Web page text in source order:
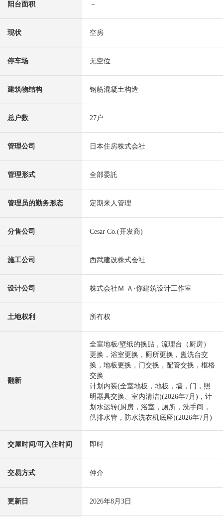
阳台面积 －
现状 空房
停车场 无空位
建筑物结构 钢筋混凝土构造
总户数 27户
管理公司 日本住房株式会社
管理形式 全部委託
管理员的勤务形态 定期来人管理
分售公司 Cesar Co.(开发商)
施工公司 西武建设株式会社
设计公司 株式会社Ｍ Ａ·你建筑设计工作室
土地权利 所有权
翻新
全室地板/壁纸的换贴，流理台（厨房）
更换，浴室更换，厕所更换，盥洗台交
换，地板更换，门交换，配管交换，框格
交换
计划内装(全室地板，地板，墙，门，照
明器具交换、室内清洁)(2026年7月)，计
划水运转(厨房，浴室，厕所，洗手间，
供排水管，防水洗衣机底座)(2026年7月)
交屋时间/可入住时间 即时
交易方式 仲介
更新日 2026年8月3日